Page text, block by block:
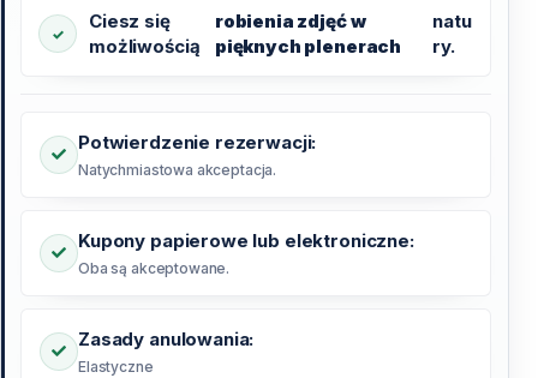
Ciesz się
możliwością
robienia zdjęć w
pięknych plenerach
natu
ry.
Potwierdzenie rezerwacji:
Natychmiastowa akceptacja.
Kupony papierowe lub elektroniczne:
Oba są akceptowane.
Zasady anulowania:
Elastyczne